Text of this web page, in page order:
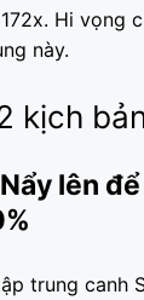
Hi vọng
này.
kịch
lên
trung canh